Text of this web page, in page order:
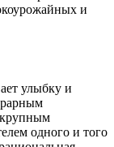
и
улыбку и
крупным
одного и того